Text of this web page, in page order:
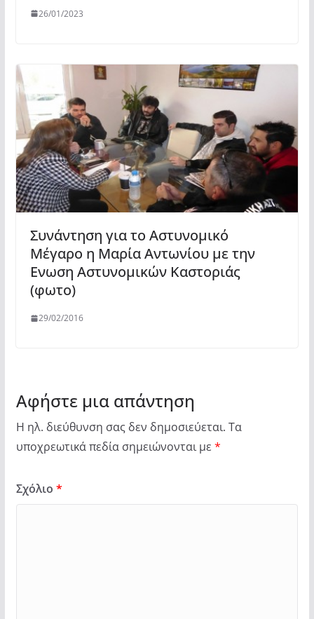
26/01/2023
Συνάντηση για το Αστυνομικό
Μέγαρο η Μαρία Αντωνίου με την
Ενωση Αστυνομικών Καστοριάς
(φωτο)
29/02/2016
Αφήστε μια απάντηση
Η ηλ. διεύθυνση σας δεν δημοσιεύεται. Τα
υποχρεωτικά πεδία σημειώνονται με *
Σχόλιο *